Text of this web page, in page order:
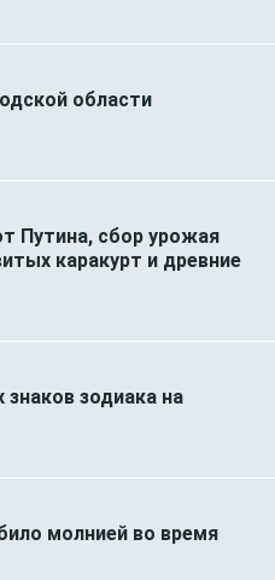
области
Путина, сбор урожая
каракурт и древние
зодиака на
молнией во время